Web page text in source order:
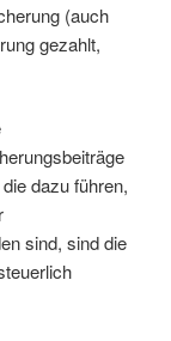
(auch
gezahlt,
dazu führen,
sind, sind die